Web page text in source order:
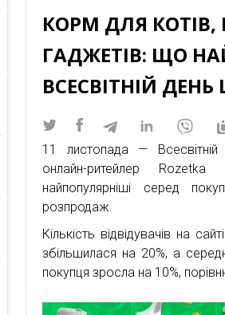
КОРМ ДЛЯ КОТІВ,
ГАДЖЕТІВ: ЩО
ВСЕСВІТНІЙ
11 листопада — Всесвітній
онлайн-ритейлер Rozetka
найпопулярніші серед
розпродаж.
Кількість відвідувачів на
збільшилася на 20%, а
покупця зросла на 10%,